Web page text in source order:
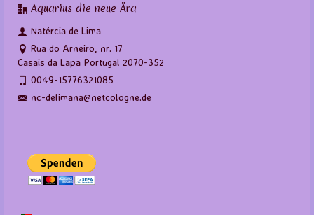
Aquarius die neue Ära
Natércia de Lima
Rua do Arneiro, nr. 17
Casais da Lapa Portugal 2070-352
0049-15776321085
nc-delimana@netcologne.de